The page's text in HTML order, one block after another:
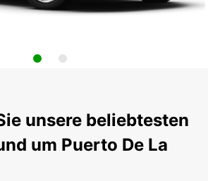
unsere beliebtesten
um Puerto De La